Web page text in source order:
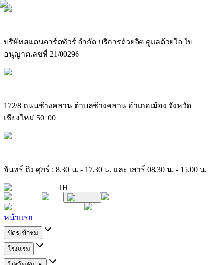
บริษัทสแตนดาร์ดทัวร์ จำกัด บริการด้วยจิต ดูแลด้วยใจ ใบ
อนุญาตเลขที่ 21/00296
172/8 ถนนช้างคลาน ตำบลช้างคลาน อำเภอเมือง จังหวัด
เชียงใหม่ 50100
จันทร์ ถึง ศุกร์ : 8.30 น. - 17.30 น. และ เสาร์ 08.30 น. - 15.00 น.
TH
หน้าแรก
บัตรเข้าชม
โรงแรม